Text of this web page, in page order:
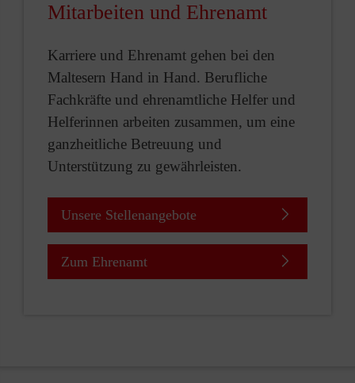
Mitarbeiten und Ehrenamt
Karriere und Ehrenamt gehen bei den
Maltesern Hand in Hand. Berufliche
Fachkräfte und ehrenamtliche Helfer und
Helferinnen arbeiten zusammen, um eine
ganzheitliche Betreuung und
Unterstützung zu gewährleisten.
Unsere Stellenangebote
Zum Ehrenamt